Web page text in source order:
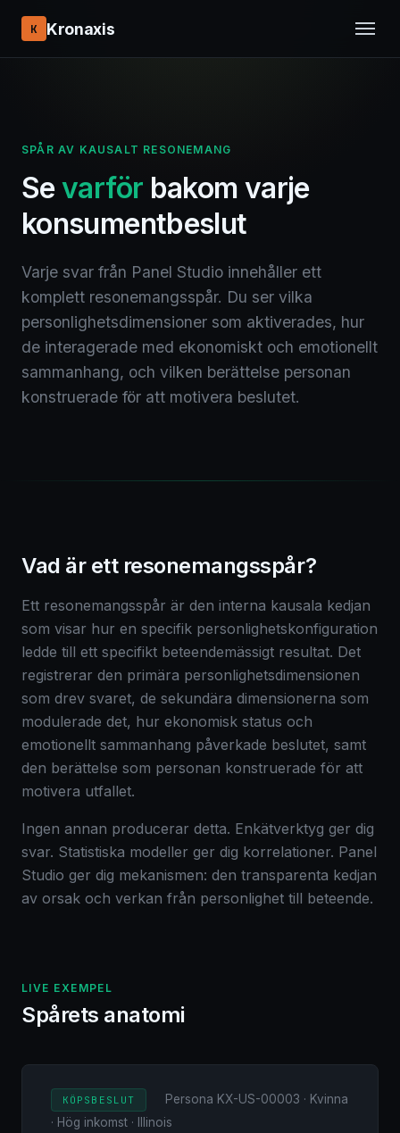
K Kronaxis
SPÅR AV KAUSALT RESONEMANG
Sevarför bakom varje
konsumentbeslut
Varje svar från Panel Studio innehåller ett
komplett resonemangsspår. Du ser vilka
personlighetsdimensioner som aktiverades, hur
de interagerade med ekonomiskt och emotionellt
sammanhang, och vilken berättelse personan
konstruerade för att motivera beslutet.
Vad är ett resonemangsspår?
Ett resonemangsspår är den interna kausala kedjan
som visar hur en specifik personlighetskonfiguration
ledde till ett specifikt beteendemässigt resultat. Det
registrerar den primära personlighetsdimensionen
som drev svaret, de sekundära dimensionerna som
modulerade det, hur ekonomisk status och
emotionellt sammanhang påverkade beslutet, samt
den berättelse som personan konstruerade för att
motivera utfallet.
Ingen annan producerar detta. Enkätverktyg ger dig
svar. Statistiska modeller ger dig korrelationer. Panel
Studio ger dig mekanismen: den transparenta kedjan
av orsak och verkan från personlighet till beteende.
LIVE EXEMPEL
Spårets anatomi
KÖPSBESLUT
Persona KX-US-00003 · Kvinna
· Hög inkomst · Illinois